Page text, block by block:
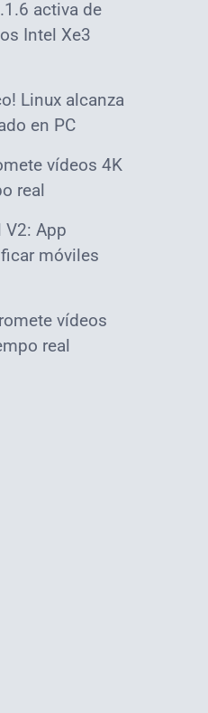
activa de
Intel Xe3
Linux alcanza
en PC
vídeos 4K
real
V2: App
móviles
vídeos
real